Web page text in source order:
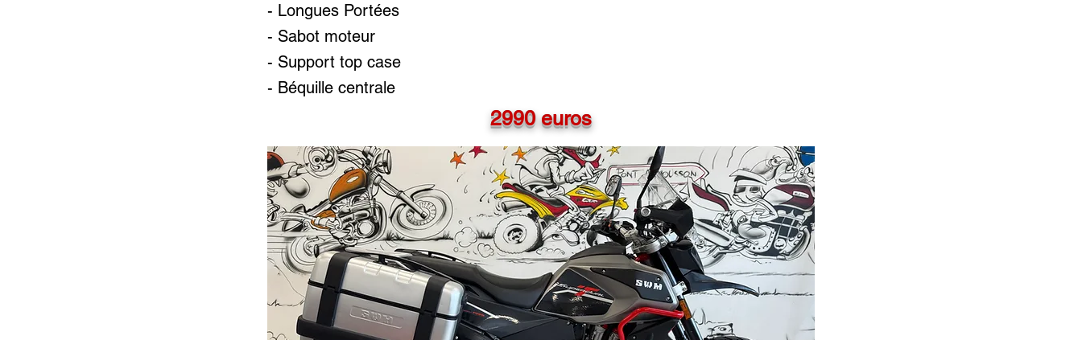
- Longues Portées
- Sabot moteur
- Support top case
- Béquille centrale
2990 euros